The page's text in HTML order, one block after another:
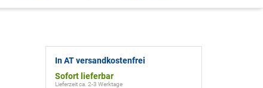
In AT versandkostenfrei
Sofort lieferbar
Lieferzeit ca. 2-3 Werktage